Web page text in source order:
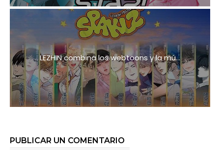
LEZHIN combina los webtoons y la mú...
PUBLICAR UN COMENTARIO